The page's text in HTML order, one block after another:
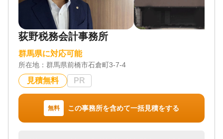
託 / 相続手続き / 銀行手続き / 戸籍収集 / 相続人調査
対応体制
電話相談可 / 訪問可 / 土日相談可 / 初回相談無料 / 18
時以降相談可 / オンライン面談可 / 事務所面談可
荻野税務会計事務所
群馬県に対応可能
所在地： 群馬県前橋市石倉町3-7-4
見積無料 PR
無料 この事務所を含めて一括見積をする